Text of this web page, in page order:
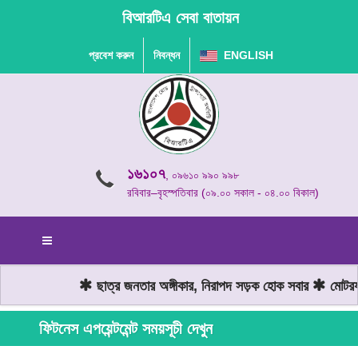
বিআরটিএ সেবা বাতায়ন
প্রবেশ করুন নিবন্ধন ENGLISH
১৬১০৭, ০৯৬১০ ৯৯০ ৯৯৮
রবিবার–বৃহস্পতিবার (০৯.০০ সকাল - ০৪.০০ বিকাল)
ছাত্র জনতার অঙ্গীকার, নিরাপদ সড়ক হোক সবার
ফিটনেস এপয়েন্টমেন্ট সময়সূচী দেখুন